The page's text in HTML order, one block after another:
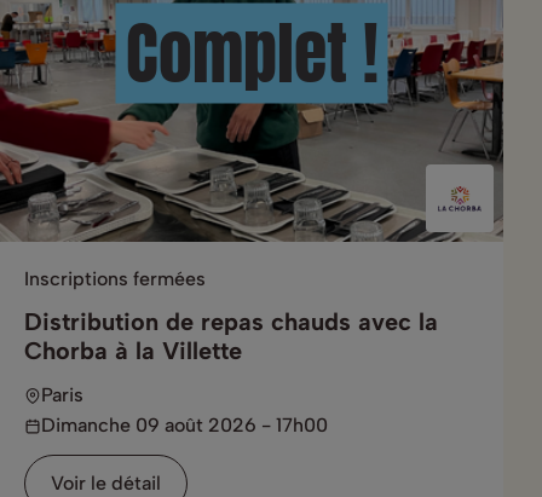
Complet !
Inscriptions fermées
Distribution de repas chauds avec la
Chorba à la Villette
Paris
Dimanche 09 août 2026 - 17h00
Voir le détail